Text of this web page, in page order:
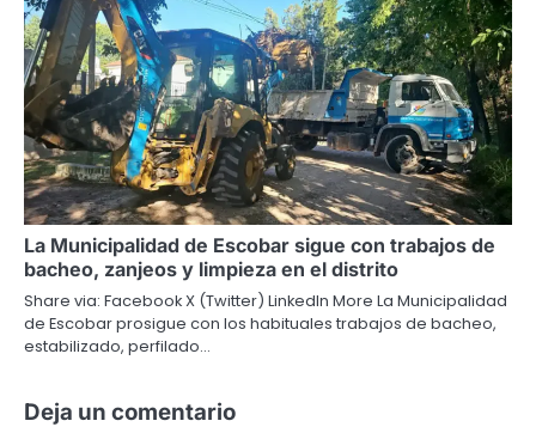
La Municipalidad de Escobar sigue con trabajos de
bacheo, zanjeos y limpieza en el distrito
Share via: Facebook X (Twitter) LinkedIn More La Municipalidad
de Escobar prosigue con los habituales trabajos de bacheo,
estabilizado, perfilado…
Deja un comentario